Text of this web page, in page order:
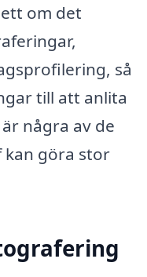
om det
så
till att anlita
några av de
göra stor